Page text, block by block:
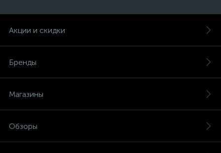
Акции и скидки
Бренды
Магазины
Обзоры